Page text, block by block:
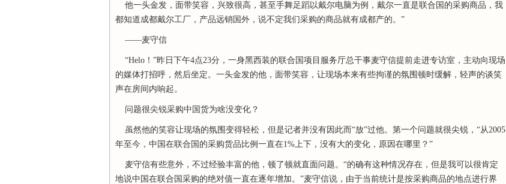
他一头金发，面带笑容，兴致很高，甚至手舞足蹈以戴尔电脑为例，戴尔一直是联合国的采购商品，我
都知道成都戴尔工厂，产品远销国外，说不定我们采购的商品就有成都产的。”
——麦守信
“Helo！”昨日下午4点23分，一身黑西装的联合国项目服务厅总干事麦守信提前走进专访室，主动向现场
的媒体打招呼，然后坐定。一头金发的他，面带笑容，让现场本来有些拘谨的氛围顿时缓解，轻声的谈笑
声在房间内响起。
问题很尖锐采购中国货为啥没变化？
虽然他的笑容让现场的氛围变得轻松，但是记者并没有因此而“放”过他。第一个问题就很尖锐，“从2005
年至今，中国在联合国的采购货品比例一直在1%上下，没有大的变化，原因在哪里？”
麦守信有些意外，不过经验丰富的他，顿了顿就直面问题。“的确有这种情况存在，但是我可以很肯定
地说中国在联合国采购的绝对值一直在逐年增加。”麦守信说，由于当前统计是按采购商品的地点进行界